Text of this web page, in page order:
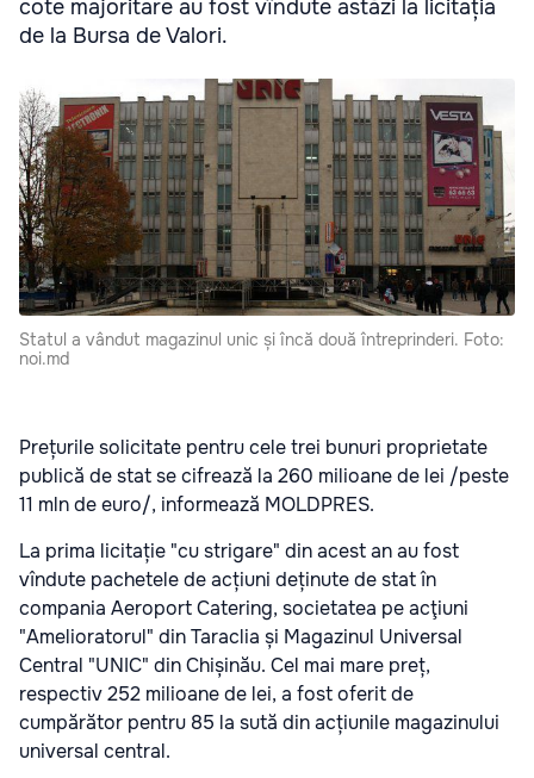
cote majoritare au fost vîndute astăzi la licitația
de la Bursa de Valori.
Statul a vândut magazinul unic și încă două întreprinderi. Foto:
noi.md
Prețurile solicitate pentru cele trei bunuri proprietate
publică de stat se cifrează la 260 milioane de lei /peste
11 mln de euro/, informează MOLDPRES.
La prima licitație "cu strigare" din acest an au fost
vîndute pachetele de acțiuni deținute de stat în
compania Aeroport Catering, societatea pe acţiuni
"Amelioratorul" din Taraclia și Magazinul Universal
Central "UNIC" din Chișinău. Cel mai mare preț,
respectiv 252 milioane de lei, a fost oferit de
cumpărător pentru 85 la sută din acțiunile magazinului
universal central.